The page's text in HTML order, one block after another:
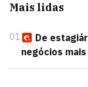
Mais lidas
01
De
negócios